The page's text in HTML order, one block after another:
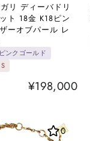
リ ディーバドリ
ト 18金 K18ピン
ーオブパール レ
ンクゴールド
S
¥198,000
0